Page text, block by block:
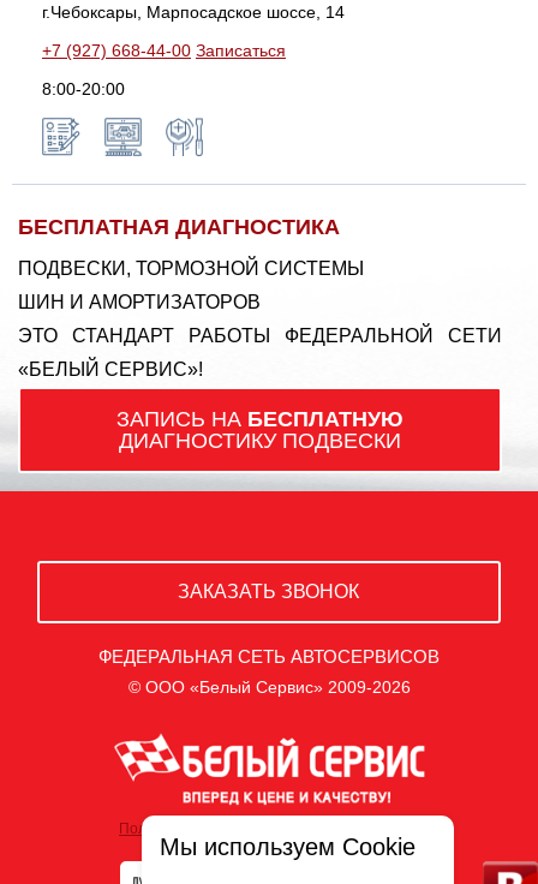
г.Чебоксары, Марпосадское шоссе, 14
+7 (927) 668-44-00 Записаться
8:00-20:00
БЕСПЛАТНАЯ ДИАГНОСТИКА
ПОДВЕСКИ, ТОРМОЗНОЙ СИСТЕМЫ
ШИН И АМОРТИЗАТОРОВ
ЭТО СТАНДАРТ РАБОТЫ ФЕДЕРАЛЬНОЙ СЕТИ
«БЕЛЫЙ СЕРВИС»!
ЗАПИСЬ НА БЕСПЛАТНУЮ
ДИАГНОСТИКУ ПОДВЕСКИ
ЗАКАЗАТЬ ЗВОНОК
ФЕДЕРАЛЬНАЯ СЕТЬ АВТОСЕРВИСОВ
© ООО «Белый Сервис» 2009-2026
Политика обработки персональных данных
Мы используем Cookie